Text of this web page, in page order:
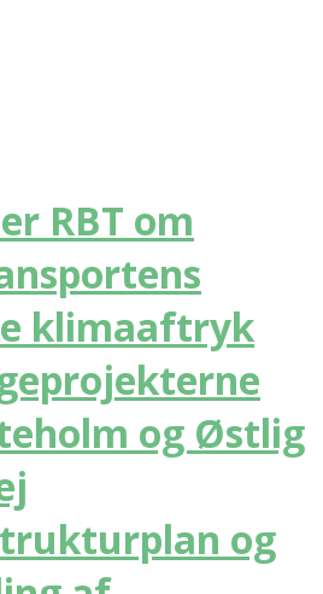
RBT om
klimaaftryk
og Østlig
og